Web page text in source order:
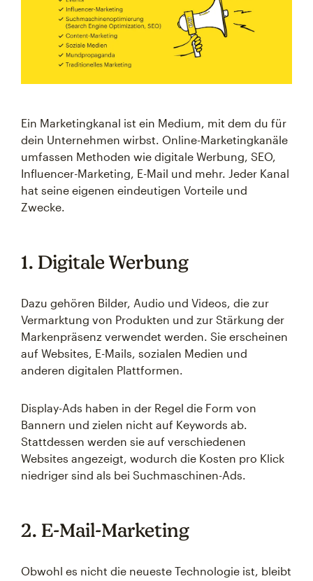
Ein Marketingkanal ist ein Medium, mit dem du für
dein Unternehmen wirbst. Online-Marketingkanäle
umfassen Methoden wie digitale Werbung, SEO,
Influencer-Marketing, E-Mail und mehr. Jeder Kanal
hat seine eigenen eindeutigen Vorteile und
Zwecke.
1. Digitale Werbung
Dazu gehören Bilder, Audio und Videos, die zur
Vermarktung von Produkten und zur Stärkung der
Markenpräsenz verwendet werden. Sie erscheinen
auf Websites, E-Mails, sozialen Medien und
anderen digitalen Plattformen.
Display-Ads haben in der Regel die Form von
Bannern und zielen nicht auf Keywords ab.
Stattdessen werden sie auf verschiedenen
Websites angezeigt, wodurch die Kosten pro Klick
niedriger sind als bei Suchmaschinen-Ads.
2. E-Mail-Marketing
Obwohl es nicht die neueste Technologie ist, bleibt